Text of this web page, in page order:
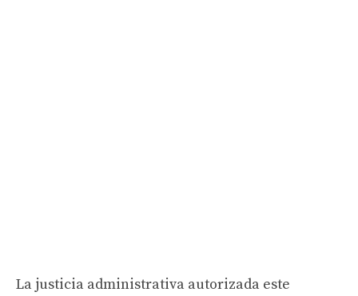
La justicia administrativa autorizada este